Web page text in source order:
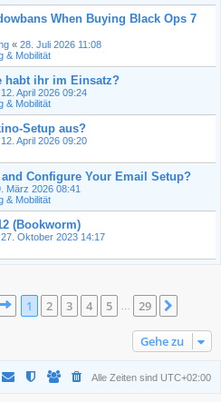
When Buying Black Ops 7
« 28. Juli 2026 11:08
& Mobilität
habt ihr im Einsatz?
12. April 2026 09:24
& Mobilität
Setup aus?
12. April 2026 09:20
Configure Your Email Setup?
März 2026 08:41
& Mobilität
(Bookworm)
27. Oktober 2023 14:17
Seite 1von 29
1 2 3 4 5 29
Gehe zu
Alle Zeiten sind UTC+02:00